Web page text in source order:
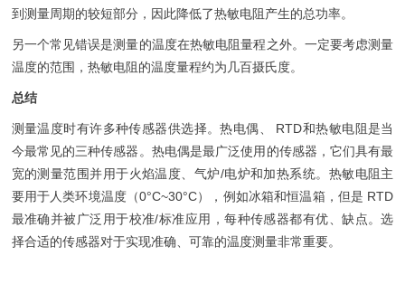
到测量周期的较短部分，因此降低了热敏电阻产生的总功率。
另一个常见错误是测量的温度在热敏电阻量程之外。一定要考虑测量
温度的范围，热敏电阻的温度量程约为几百摄氏度。
总结
测量温度时有许多种传感器供选择。热电偶、 RTD和热敏电阻是当
今最常见的三种传感器。热电偶是最广泛使用的传感器，它们具有最
宽的测量范围并用于火焰温度、气炉/电炉和加热系统。热敏电阻主
要用于人类环境温度（0°C~30°C），例如冰箱和恒温箱，但是 RTD
最准确并被广泛用于校准/标准应用，每种传感器都有优、缺点。选
择合适的传感器对于实现准确、可靠的温度测量非常重要。